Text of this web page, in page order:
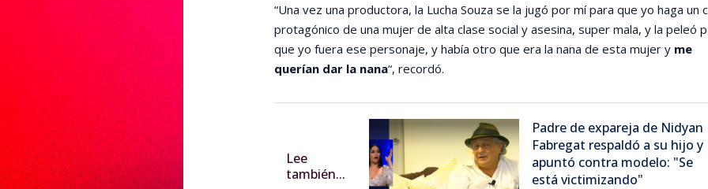
“Una vez una productora, la Lucha Souza se la jugó por mí para que yo haga un
protagónico de una mujer de alta clase social y asesina, super mala, y la peleó
que yo fuera ese personaje, y había otro que era la nana de esta mujer y me
querían dar la nana“, recordó.
Lee
también...
Padre de expareja de Nidyan
Fabregat respaldó a su hijo y
apuntó contra modelo: "Se
está victimizando"